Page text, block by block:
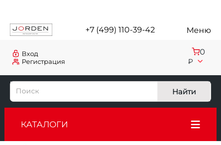
+7 (499) 110-39-42 Меню
Регистрация
Вход 0
₽
Найти
КАТАЛОГИ